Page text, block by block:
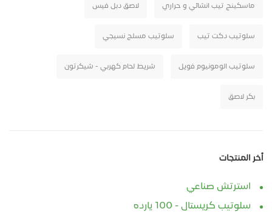
ماسكينج تيب انشائي و حراري لاصق دبل فيس
سلوتيب دكت تيب سلوتيب مسلح نسيجي
سلوتيب الومونيوم فويل شريط لحام كهربي - شيكرتون
بكر لاصق
أخر المنتجات
استرتش صناعي
سلوتيب كريستال - 100 يارده